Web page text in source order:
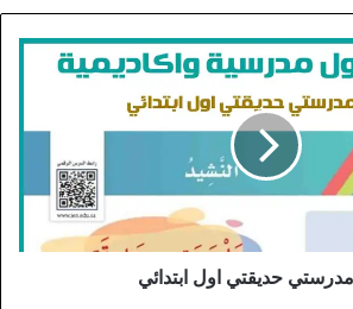
حديقتي اول ابتدائي